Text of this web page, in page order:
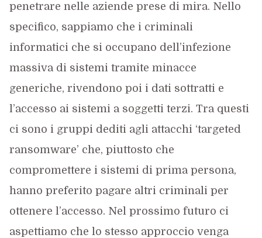
penetrare nelle aziende prese di mira. Nello
specifico, sappiamo che i criminali
informatici che si occupano dell’infezione
massiva di sistemi tramite minacce
generiche, rivendono poi i dati sottratti e
l’accesso ai sistemi a soggetti terzi. Tra questi
ci sono i gruppi dediti agli attacchi ‘targeted
ransomware’ che, piuttosto che
compromettere i sistemi di prima persona,
hanno preferito pagare altri criminali per
ottenere l’accesso. Nel prossimo futuro ci
aspettiamo che lo stesso approccio venga